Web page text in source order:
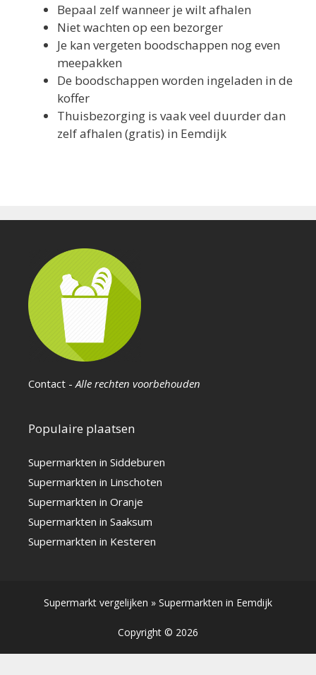
Bepaal zelf wanneer je wilt afhalen
Niet wachten op een bezorger
Je kan vergeten boodschappen nog even
meepakken
De boodschappen worden ingeladen in de
koffer
Thuisbezorging is vaak veel duurder dan
zelf afhalen (gratis) in Eemdijk
Contact -Alle rechten voorbehouden
Populaire plaatsen
Supermarkten in Siddeburen
Supermarkten in Linschoten
Supermarkten in Oranje
Supermarkten in Saaksum
Supermarkten in Kesteren
Supermarkt vergelijken » Supermarkten in Eemdijk
Copyright © 2026